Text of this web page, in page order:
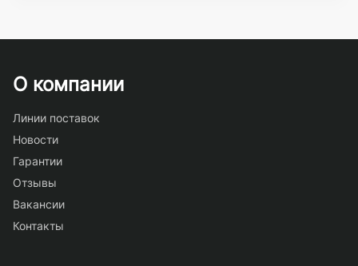
О компании
Линии поставок
Новости
Гарантии
Отзывы
Вакансии
Контакты